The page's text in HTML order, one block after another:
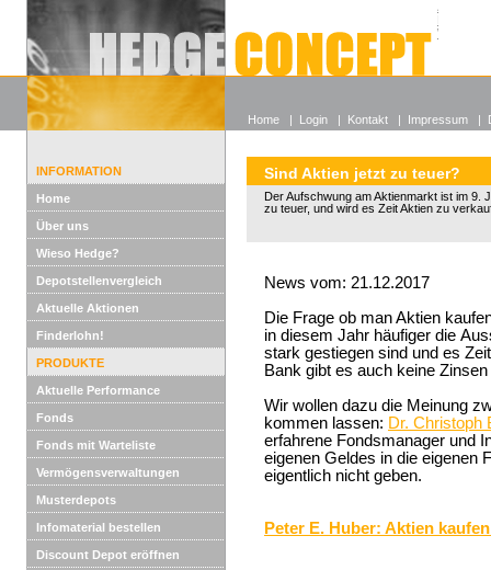
Alle
Wieso
INFORMATION
Home
Über uns
Wieso Hedge?
Depotstellenvergleich
Aktuelle Aktionen
Finderlohn!
PRODUKTE
Aktuelle Performance
Fonds
Fonds mit Warteliste
Vermögensverwaltungen
Musterdepots
Infomaterial bestellen
Discount Depot eröffnen
Sind Aktien jetzt zu teuer?
Der Aufschwung am Aktienmarkt ist im 9.
zu teuer, und wird es Zeit Aktien zu
News vom: 21.12.2017
Die Frage ob man Aktien
in diesem Jahr häufiger die
stark gestiegen sind und es
Bank gibt es auch keine
Wir wollen dazu die Meinung
kommen lassen: Dr. Christoph
erfahrene Fondsmanager und
eigenen Geldes in die eigenen
eigentlich nicht geben.
Peter E. Huber: Aktien
Home | Login | Kontakt | Impressum |